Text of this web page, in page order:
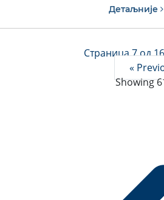
Детаљније
Страница 7 од
«
Showing